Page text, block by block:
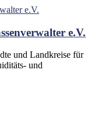
e.V.
und Landkreise für
und